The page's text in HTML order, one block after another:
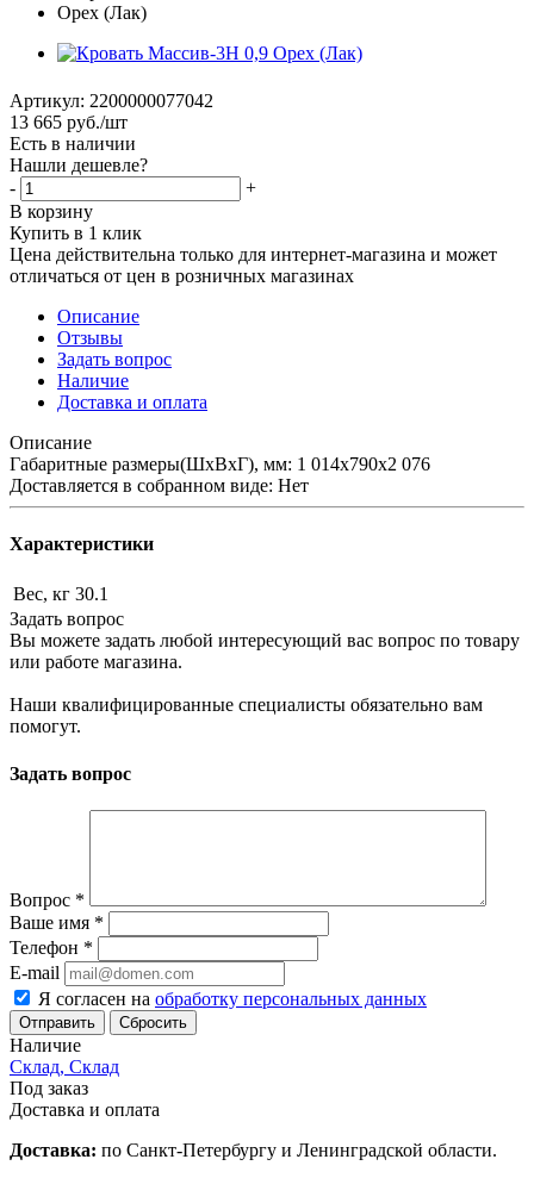
Артикул: 2200000077042
13 665 руб./шт
Есть в наличии
Нашли дешевле?
-
+
В корзину
Купить в 1 клик
Цена действительна только для интернет-магазина и может
отличаться от цен в розничных магазинах
Описание
Отзывы
Задать вопрос
Наличие
Доставка и оплата
Описание
Габаритные размеры(ШхВхГ), мм: 1 014х790х2 076
Доставляется в собранном виде: Нет
Характеристики
Вес, кг 30.1
Задать вопрос
Вы можете задать любой интересующий вас вопрос по товару
или работе магазина.
Наши квалифицированные специалисты обязательно вам
помогут.
Задать вопрос
Вопрос *
Ваше имя *
Телефон *
E-mail
Я согласен на обработку персональных данных
Сбросить
Наличие
Склад, Склад
Под заказ
Доставка и оплата
Доставка: по Санкт-Петербургу и Ленинградской области.